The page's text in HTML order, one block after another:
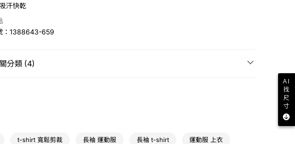
(快速到店)
汗快乾
：1388643-659
分類 (4)
t-shirt 寬鬆剪裁 長袖 運動服 長袖 t-shirt 運動服 上衣
AI
找
尺
寸